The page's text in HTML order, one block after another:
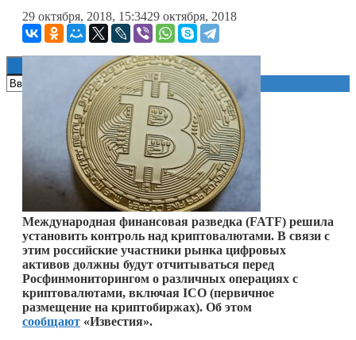
Книги
29 октября, 2018, 15:3429 октября, 2018
Международная финансовая разведка (FATF) решила
установить контроль над криптовалютами. В связи с
этим российские участники рынка цифровых
активов должны будут отчитываться перед
Росфинмониторингом о различных операциях с
криптовалютами, включая ICO (первичное
размещение на криптобиржах). Об этом
сообщают «Известия».